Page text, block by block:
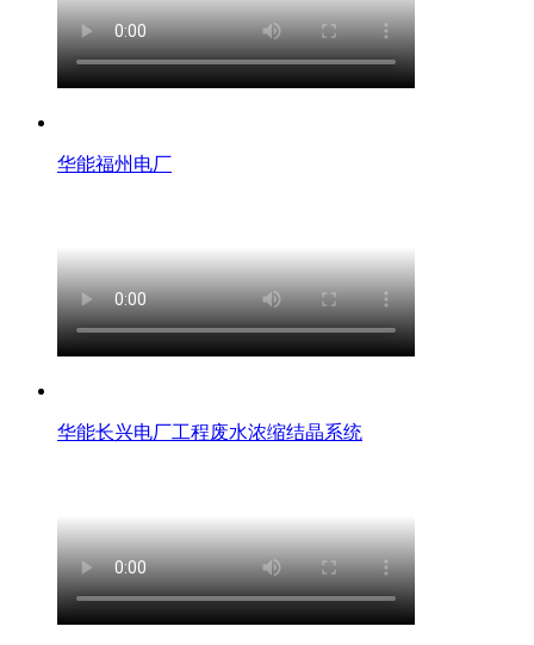
华能福州电厂
华能长兴电厂工程废水浓缩结晶系统